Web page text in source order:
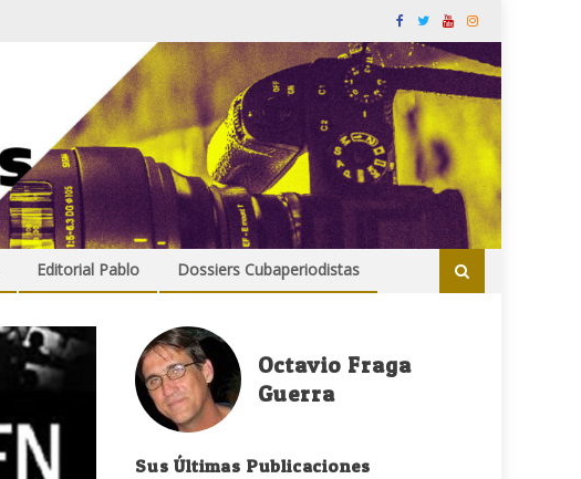
Editorial Pablo Dossiers Cubaperiodistas
Octavio Fraga
Guerra
Sus Últimas Publicaciones